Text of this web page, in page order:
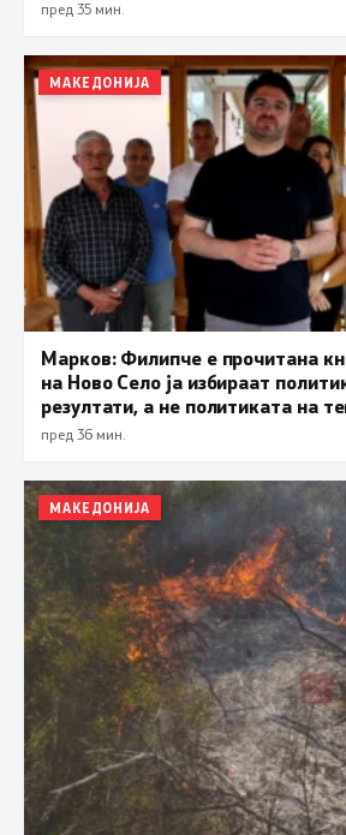
пред 35 мин.
МАКЕДОНИЈА
Марков: Филипче е прочитана
на Ново Село ја избираат
резултати, а не политиката на
пред 36 мин.
МАКЕДОНИЈА